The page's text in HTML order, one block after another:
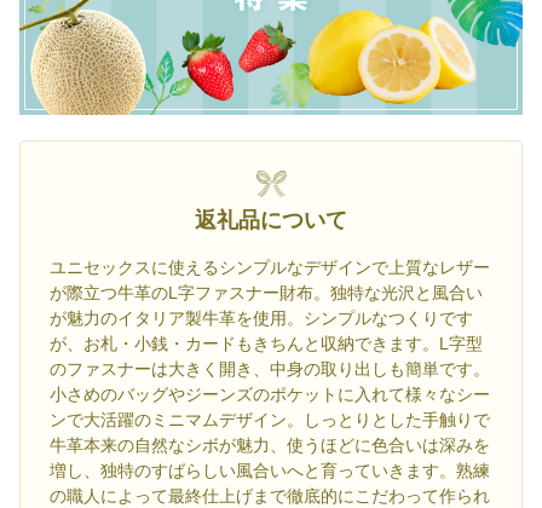
返礼品について
ユニセックスに使えるシンプルなデザインで上質なレザー
が際立つ牛革のL字ファスナー財布。独特な光沢と風合い
が魅力のイタリア製牛革を使用。シンプルなつくりです
が、お札・小銭・カードもきちんと収納できます。L字型
のファスナーは大きく開き、中身の取り出しも簡単です。
小さめのバッグやジーンズのポケットに入れて様々なシー
ンで大活躍のミニマムデザイン。しっとりとした手触りで
牛革本来の自然なシボが魅力、使うほどに色合いは深みを
増し、独特のすばらしい風合いへと育っていきます。熟練
の職人によって最終仕上げまで徹底的にこだわって作られ